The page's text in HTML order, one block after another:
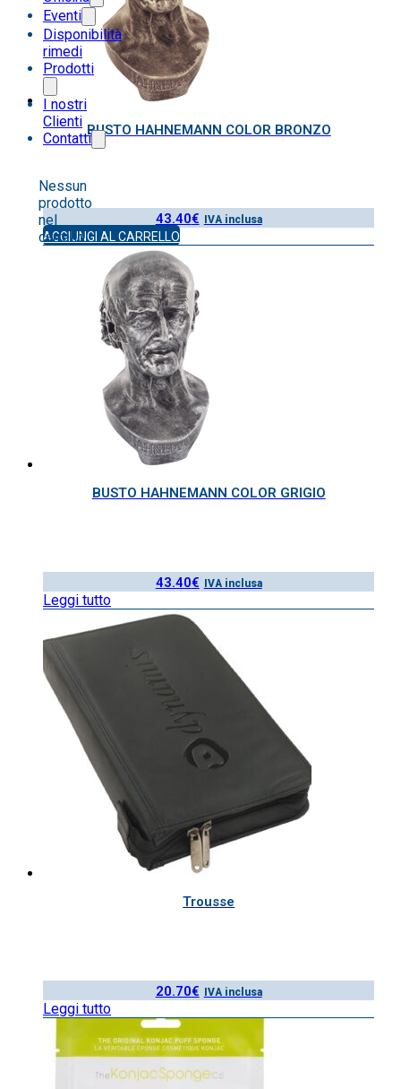
Eventi
Disponibilità
rimedi
Prodotti
I nostri
Clienti
Contatti
Nessun
prodotto
nel
carrello.
BUSTO HAHNEMANN COLOR BRONZO
43.40€ IVA inclusa
AGGIUNGI AL CARRELLO
BUSTO HAHNEMANN COLOR GRIGIO
43.40€ IVA inclusa
Leggi tutto
Trousse
20.70€ IVA inclusa
Leggi tutto